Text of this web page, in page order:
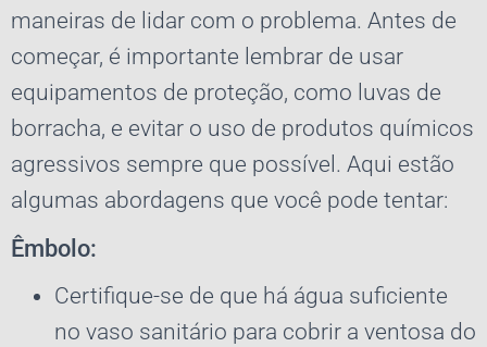
maneiras de lidar com o problema. Antes de
começar, é importante lembrar de usar
equipamentos de proteção, como luvas de
borracha, e evitar o uso de produtos químicos
agressivos sempre que possível. Aqui estão
algumas abordagens que você pode tentar:
Êmbolo:
Certifique-se de que há água suficiente
no vaso sanitário para cobrir a ventosa do